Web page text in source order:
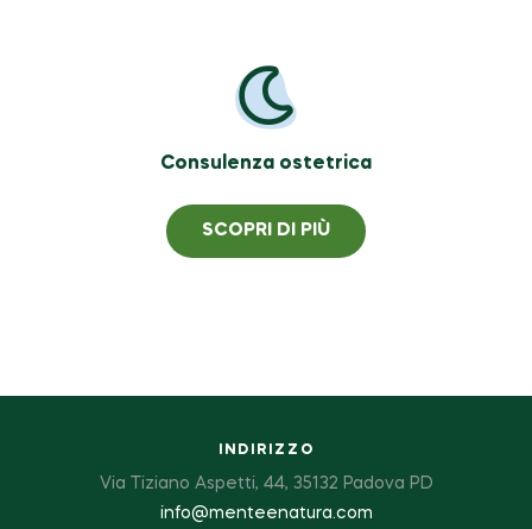
Consulenza ostetrica
SCOPRI DI PIÙ
INDIRIZZO
Via Tiziano Aspetti, 44, 35132 Padova PD
info@menteenatura.com